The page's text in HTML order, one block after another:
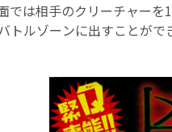
では相手のクリーチャーを
トルゾーンに出すことが